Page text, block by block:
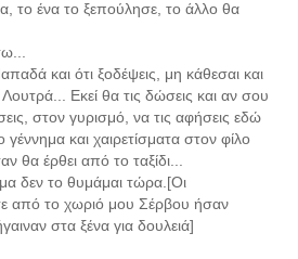
το ένα το ξεπούλησε, το άλλο θα
και ότι ξοδέψεις, μη κάθεσαι και
Εκεί θα τις δώσεις και αν σου
στον γυρισμό, να τις αφήσεις εδώ
και χαιρετίσματα στον φίλο
θα έρθει από το ταξίδι...
δεν το θυμάμαι τώρα.[Οι
από το χωριό μου Σέρβου ήσαν
στα ξένα για δουλειά]